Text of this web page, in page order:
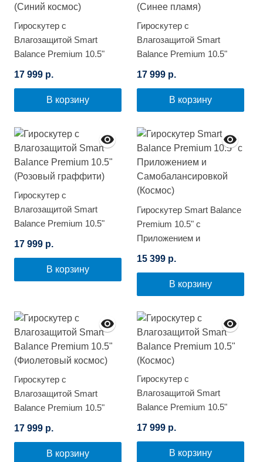
Гироскутер с
Влагозащитой Smart
Balance Premium 10.5"
(Синий космос)
17 999 р.
В корзину
Гироскутер с
Влагозащитой Smart
Balance Premium 10.5"
(Синее пламя)
17 999 р.
В корзину
Гироскутер с
Влагозащитой Smart
Balance Premium 10.5"
(Розовый граффити)
17 999 р.
В корзину
Гироскутер Smart Balance
Premium 10.5" с
Приложением и
Самобалансировкой
(Космос)
15 399 р.
В корзину
Гироскутер с
Влагозащитой Smart
Balance Premium 10.5"
(Фиолетовый космос)
17 999 р.
В корзину
Гироскутер с
Влагозащитой Smart
Balance Premium 10.5"
(Космос)
17 999 р.
В корзину